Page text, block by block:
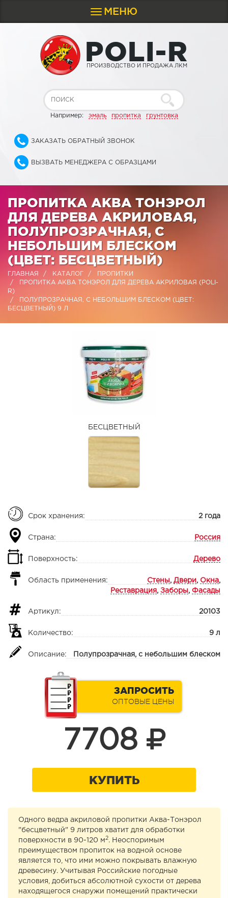
Toggle
navigation
МЕНЮ
POLI-R
ПРОИЗВОДСТВО И ПРОДАЖА ЛКМ
Например: эмаль пропитка грунтовка
ЗАКАЗАТЬ ОБРАТНЫЙ ЗВОНОК
ВЫЗВАТЬ МЕНЕДЖЕРА С ОБРАЗЦАМИ
ПРОПИТКА АКВА ТОНЭРОЛ
ДЛЯ ДЕРЕВА АКРИЛОВАЯ,
ПОЛУПРОЗРАЧНАЯ, С
НЕБОЛЬШИМ БЛЕСКОМ
(ЦВЕТ: БЕСЦВЕТНЫЙ)
ГЛАВНАЯ КАТАЛОГ
ПРОПИТКИ
ПРОПИТКА АКВА ТОНЭРОЛ ДЛЯ ДЕРЕВА АКРИЛОВАЯ (POLI-
R)
ПОЛУПРОЗРАЧНАЯ, С НЕБОЛЬШИМ БЛЕСКОМ (ЦВЕТ:
БЕСЦВЕТНЫЙ) 9 Л
БЕСЦВЕТНЫЙ
Срок хранения: 2 года
Страна: Россия
Поверхность: Дерево
Область применения: Стены , Двери , Окна,
Реставрация , Заборы , Фасады
Артикул: 20103
Количество: 9 л
Описание: Полупрозрачная, с небольшим блеском
ЗАПРОСИТЬ
ОПТОВЫЕ ЦЕНЫ
7708
КУПИТЬ
Одного ведра акриловой пропитки Аква-Тонэрол
"бесцветный" 9 литров хватит для обработки
поверхности в 90-120 м 2. Неоспоримым
преимуществом пропиток на водной основе
является то, что ими можно покрывать влажную
древесину. Учитывая Российские погодные
условия, добиться абсолютной сухости от дерева
находящегося снаружи помещений практически